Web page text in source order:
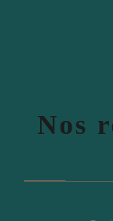
Nos